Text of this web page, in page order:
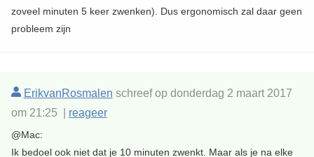
zoveel minuten 5 keer zwenken). Dus ergonomisch zal daar geen
probleem zijn
ErikvanRosmalen schreef op donderdag 2 maart 2017
om 21:25 | reageer
@Mac:
Ik bedoel ook niet dat je 10 minuten zwenkt. Maar als je na elke